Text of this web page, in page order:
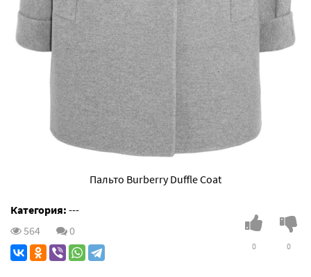
Пальто Burberry Duffle Coat
Категория: ---
564
0
0 0